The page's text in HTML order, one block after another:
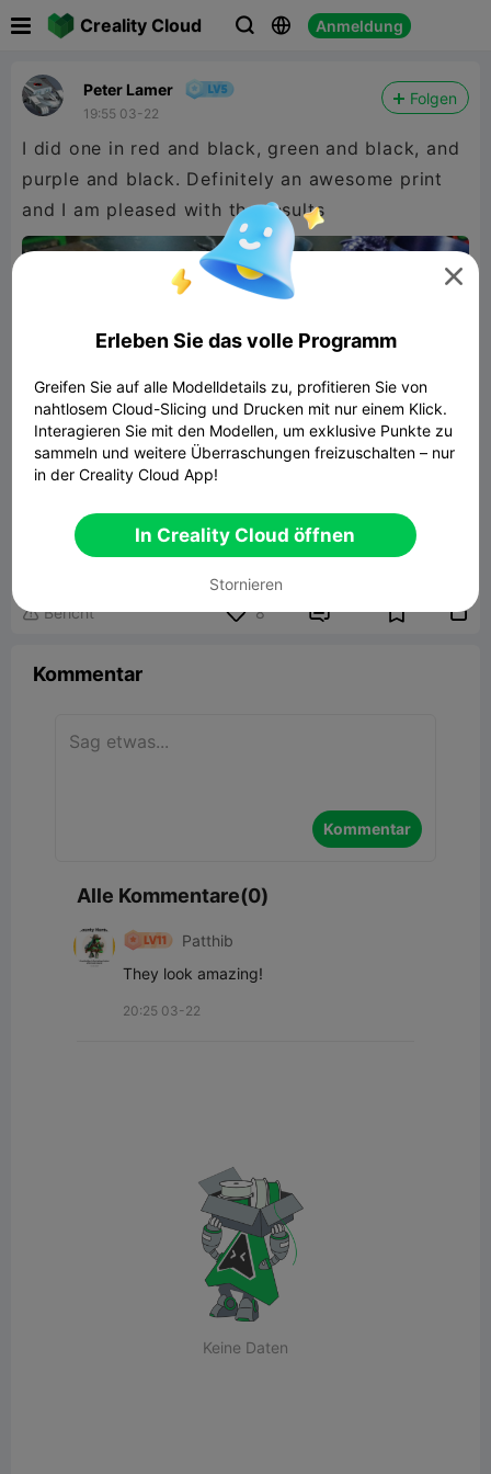
Creality Cloud   Anmeldung
Peter Lamer
19:55 03-22
Folgen
I did one in red and black, green and black, and
purple and black. Definitely an awesome print
and I am pleased with the results
Dragon Mug
90.55MB Zugehöriges 3D-Modell
 Bericht 8  
Kommentar
Kommentar
Alle Kommentare(0)
Patthib
They look amazing!
20:25 03-22
Keine Daten

Erleben Sie das volle Programm
Greifen Sie auf alle Modelldetails zu, profitieren Sie von
nahtlosem Cloud-Slicing und Drucken mit nur einem Klick.
Interagieren Sie mit den Modellen, um exklusive Punkte zu
sammeln und weitere Überraschungen freizuschalten – nur
in der Creality Cloud App!
In Creality Cloud öffnen
Stornieren